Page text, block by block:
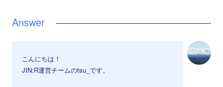
こんにちは！
JIN:R運営チームのtsu_です。